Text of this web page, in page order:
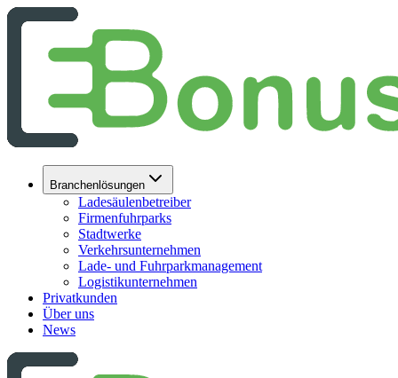
Branchenlösungen
Ladesäulenbetreiber
Firmenfuhrparks
Stadtwerke
Verkehrsunternehmen
Lade- und Fuhrparkmanagement
Logistikunternehmen
Privatkunden
Über uns
News